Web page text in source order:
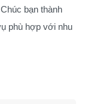
bạn thành
phù hợp với nhu